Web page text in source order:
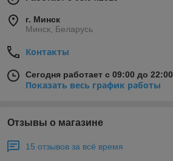
г. Минск
Минск, Беларусь
Контакты
Сегодня работает с 09:00 до 22:00
Показать весь график работы
Отзывы о магазине
15 отзывов за всё время